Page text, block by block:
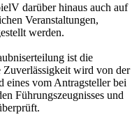
darüber hinaus auch auf
Veranstaltungen,
werden.
ist die
Zuverlässigkeit wird von der
eines vom Antragsteller bei
Führungszeugnisses und